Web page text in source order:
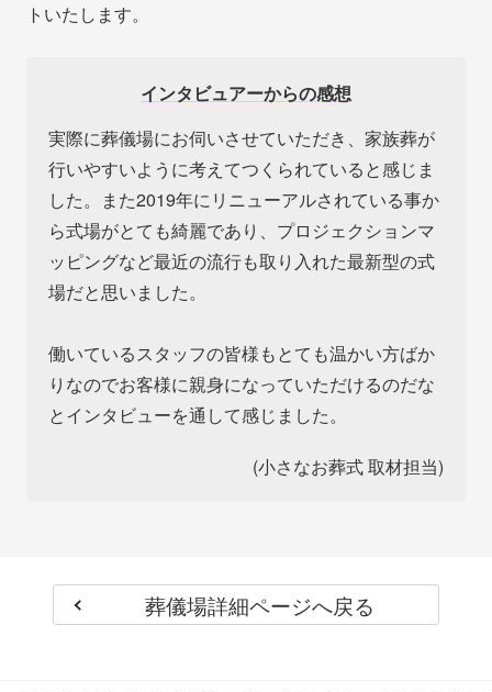
トいたします。
インタビュアーからの感想
実際に葬儀場にお伺いさせていただき、家族葬が
行いやすいように考えてつくられていると感じま
した。また2019年にリニューアルされている事か
ら式場がとても綺麗であり、プロジェクションマ
ッピングなど最近の流行も取り入れた最新型の式
場だと思いました。
働いているスタッフの皆様もとても温かい方ばか
りなのでお客様に親身になっていただけるのだな
とインタビューを通して感じました。
(小さなお葬式 取材担当)
葬儀場詳細ページへ戻る